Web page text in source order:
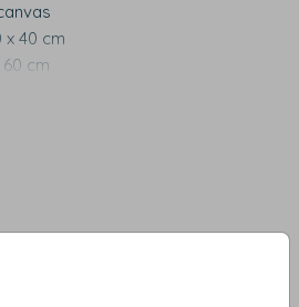
x 40 cm
cm
gemakkelijk rechtop staan